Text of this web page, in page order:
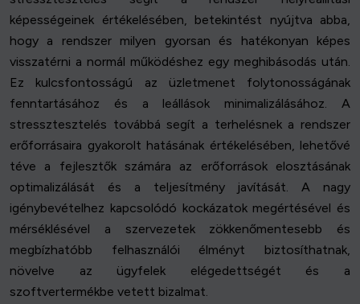
képességeinek értékelésében, betekintést nyújtva abba,
hogy a rendszer milyen gyorsan és hatékonyan képes
visszatérni a normál működéshez egy meghibásodás után.
Ez kulcsfontosságú az üzletmenet folytonosságának
fenntartásához és a leállások minimalizálásához. A
stressztesztelés továbbá segít a terhelésnek a rendszer
erőforrásaira gyakorolt hatásának értékelésében, lehetővé
téve a fejlesztők számára az erőforrások elosztásának
optimalizálását és a teljesítmény javítását. A nagy
igénybevételhez kapcsolódó kockázatok megértésével és
mérséklésével a szervezetek zökkenőmentesebb és
megbízhatóbb felhasználói élményt biztosíthatnak,
növelve az ügyfelek elégedettségét és a
szoftvertermékbe vetett bizalmat.